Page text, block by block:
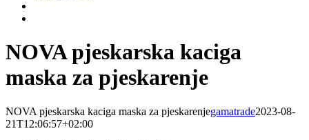
NOVA pjeskarska kaciga
maska za pjeskarenje
NOVA pjeskarska kaciga maska za pjeskarenjegamatrade2023-08-
21T12:06:57+02:00